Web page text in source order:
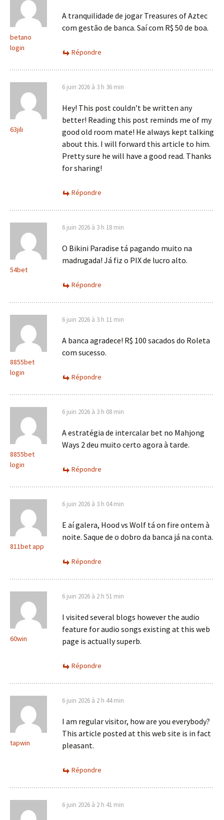
betano
login
A tranquilidade de jogar Treasures of Aztec
com gestão de banca. Saí com R$ 50 de boa.
Répondre
63jili
6 juin 2026 à 3 h 36 min
Hey! This post couldn’t be written any
better! Reading this post reminds me of my
good old room mate! He always kept talking
about this. I will forward this article to him.
Pretty sure he will have a good read. Thanks
for sharing!
Répondre
54bet
6 juin 2026 à 3 h 18 min
O Bikini Paradise tá pagando muito na
madrugada! Já fiz o PIX de lucro alto.
Répondre
8855bet
login
6 juin 2026 à 3 h 11 min
A banca agradece! R$ 100 sacados do Roleta
com sucesso.
Répondre
8855bet
login
6 juin 2026 à 3 h 08 min
A estratégia de intercalar bet no Mahjong
Ways 2 deu muito certo agora à tarde.
Répondre
811bet app
6 juin 2026 à 3 h 04 min
E aí galera, Hood vs Wolf tá on fire ontem à
noite. Saque de o dobro da banca já na conta.
Répondre
60win
6 juin 2026 à 2 h 51 min
I visited several blogs however the audio
feature for audio songs existing at this web
page is actually superb.
Répondre
tapwin
6 juin 2026 à 2 h 44 min
I am regular visitor, how are you everybody?
This article posted at this web site is in fact
pleasant.
Répondre
6 juin 2026 à 2 h 41 min